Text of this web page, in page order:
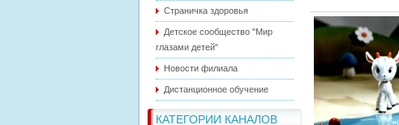
Страничка здоровья
Детское сообщество "Мир
глазами детей"
Новости филиала
Дистанционное обучение
КАТЕГОРИИ КАНАЛОВ